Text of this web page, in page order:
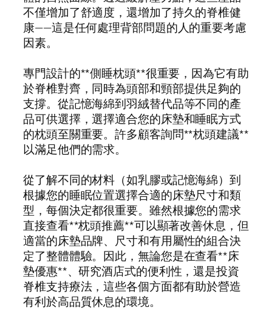
不僅增加了舒適度，還增加了持久的脊椎健
康——這是任何處理背部問題的人的重要考慮
因素。
專門設計的**側睡枕頭**很重要，因為它有助
於脊椎對齊，同時為頭部和頸部提供足夠的
支撐。從記憶海綿到羽絨替代品等不同的產
品可供選擇，選擇適合您的床墊和睡眠方式
的枕頭至關重要。許多顧客詢問**枕頭建議**
以滿足他們的需求。
從了解不同的材料（如乳膠或記憶海綿）到
根據您的睡眠位置選擇合適的床墊尺寸和類
型，每個決定都很重要。雖然根據您的需求
直接查看**枕頭推薦**可以顯著改善休息，但
適當的床墊品牌、尺寸和有用屬性的組合決
定了整體體驗。因此，無論您是在查看**床
墊優惠**、研究酒店式的便利性，還是投資
脊椎支持療法，這些各個方面都有助於營造
有利於高品質休息的環境。